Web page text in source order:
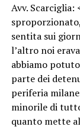
Avv. Scarciglia:
sentita sui
l’altro noi
abbiamo
parte dei
periferia
minorile di
quanto mette